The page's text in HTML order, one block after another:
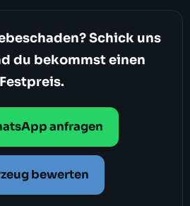
Schick uns
du bekommst einen
Festpreis.
anfragen
bewerten